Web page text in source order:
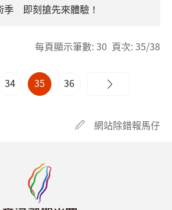
季 即刻搶先來體驗！
每頁顯示筆數: 30 頁次: 35/38
34 35 36
網站除錯報馬仔